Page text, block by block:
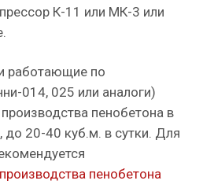
К-11 или МК-3 или
работающие по
014, 025 или аналоги)
пенобетона в
20-40 куб.м. в сутки. Для
пенобетона